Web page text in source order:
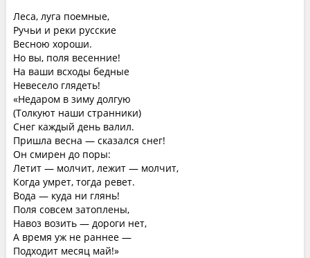
Леса, луга поемные,
Ручьи и реки русские
Весною хороши.
Но вы, поля весенние!
На ваши всходы бедные
Невесело глядеть!
«Недаром в зиму долгую
(Толкуют наши странники)
Снег каждый день валил.
Пришла весна — сказался снег!
Он смирен до поры:
Летит — молчит, лежит — молчит,
Когда умрет, тогда ревет.
Вода — куда ни глянь!
Поля совсем затоплены,
Навоз возить — дороги нет,
А время уж не раннее —
Подходит месяц май!»